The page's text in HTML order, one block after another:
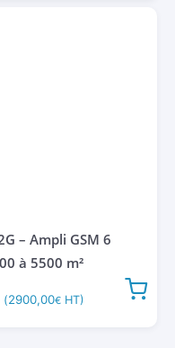
– Ampli GSM 6
à 5500 m²
(2900,00€ HT)